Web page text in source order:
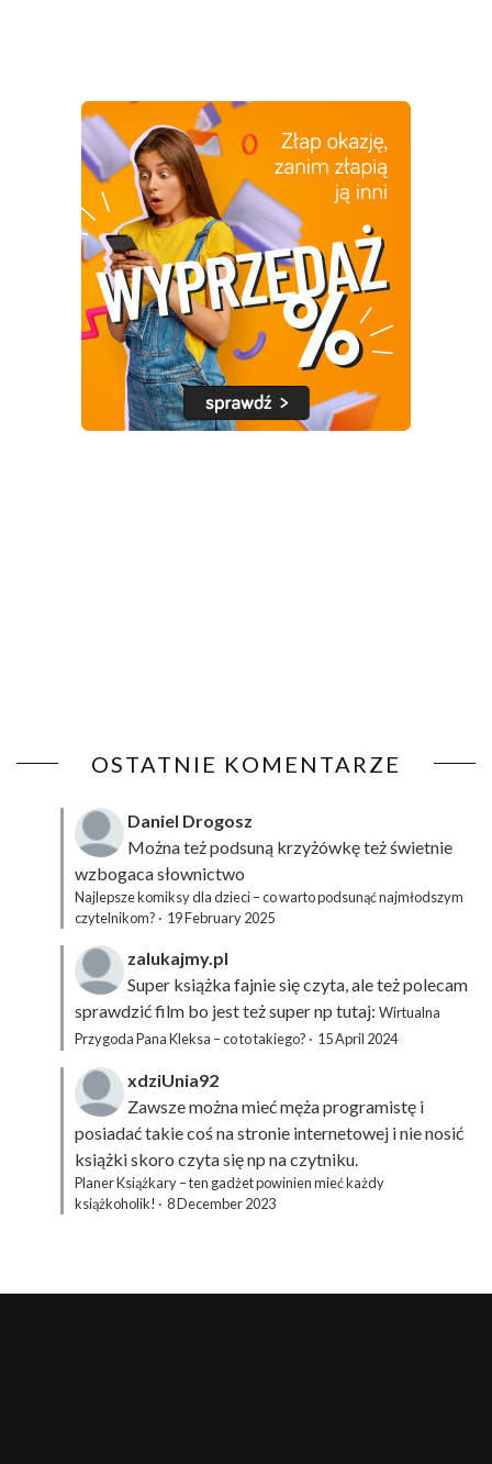
OSTATNIE KOMENTARZE
Daniel Drogosz
Można też podsuną krzyżówkęteż świetnie
wzbogaca słownictwo
Najlepsze komiksy dla dzieci – co warto podsunąć najmłodszym
czytelnikom? · 19 February 2025
zalukajmy.pl
Super książka fajnie się czyta, ale też polecam
sprawdzić film bo jest też super np tutaj: Wirtualna
Przygoda Pana Kleksa – co to takiego? · 15 April 2024
xdziUnia92
Zawsze można mieć męża programistę i
posiadać takie coś na stronie internetowej i nie nosić
książki skoro czyta się np na czytniku.
Planer Książkary – ten gadżet powinien mieć każdy
książkoholik! · 8 December 2023